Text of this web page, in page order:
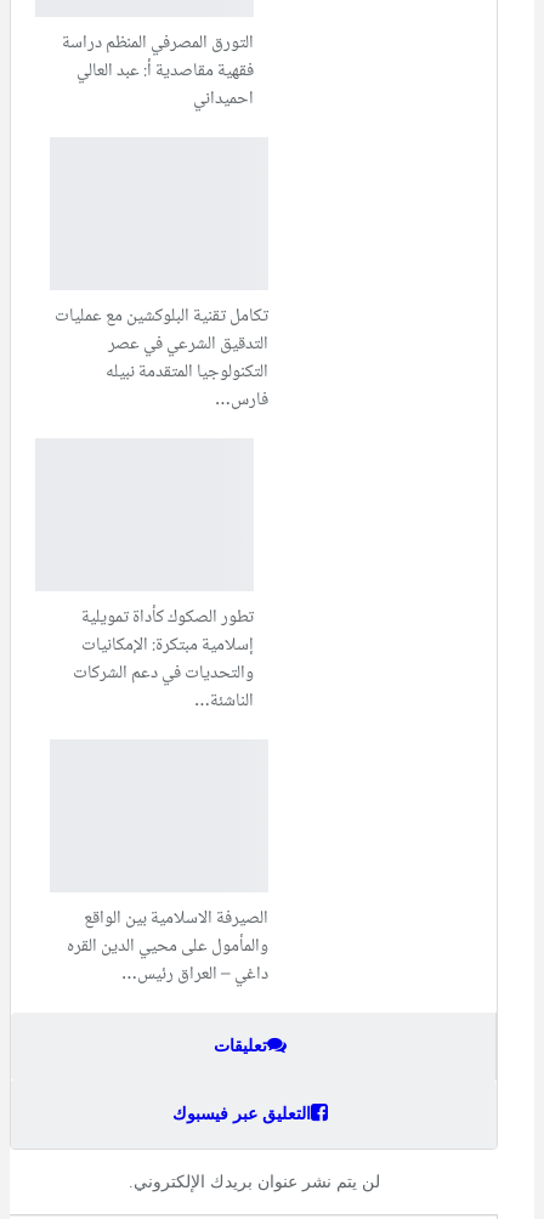
التورق المصرفي المنظم دراسة
فقهية مقاصدية أ: عبد العالي
احميداني
تكامل تقنية البلوكشين مع عمليات
التدقيق الشرعي في عصر
التكنولوجيا المتقدمة نبيله
فارس…
تطور الصكوك كأداة تمويلية
إسلامية مبتكرة: الإمكانيات
والتحديات في دعم الشركات
الناشئة…
الصيرفة الاسلامية بين الواقع
والمأمول على محيي الدين القره
داغي – العراق رئيس…
تعليقات
التعليق عبر فيسبوك
لن يتم نشر عنوان بريدك الإلكتروني.